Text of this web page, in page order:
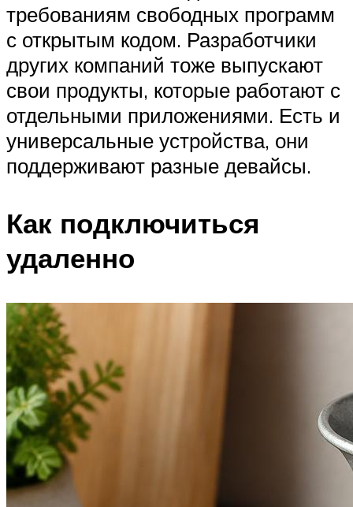
требованиям свободных программ
с открытым кодом. Разработчики
других компаний тоже выпускают
свои продукты, которые работают с
отдельными приложениями. Есть и
универсальные устройства, они
поддерживают разные девайсы.
Как подключиться
удаленно